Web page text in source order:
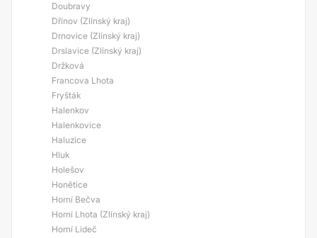
Doubravy
Dřínov (Zlínský kraj)
Drnovice (Zlínský kraj)
Drslavice (Zlínský kraj)
Držková
Francova Lhota
Fryšták
Halenkov
Halenkovice
Haluzice
Hluk
Holešov
Honětice
Horní Bečva
Horní Lhota (Zlínský kraj)
Horní Lideč